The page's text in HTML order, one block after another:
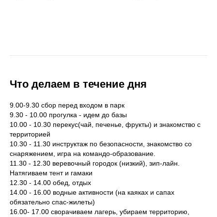
Что делаем в течение дня
9.00-9.30 сбор перед входом в парк
9.30 - 10.00 прогулка - идем до базы
10.00 - 10.30 перекус(чай, печенье, фрукты) и знакомство с
территорией
10.30 - 11.30 инструктаж по безопасности, знакомство со
снаряжением, игра на командо-образование.
11.30 - 12.30 веревочный городок (низкий), зип-лайн.
Натягиваем тент и гамаки
12.30 - 14.00 обед, отдых
14.00 - 16.00 водные активности (на каяках и сапах
обязательно спас-жилеты)
16.00- 17.00 сворачиваем лагерь, убираем территорию,